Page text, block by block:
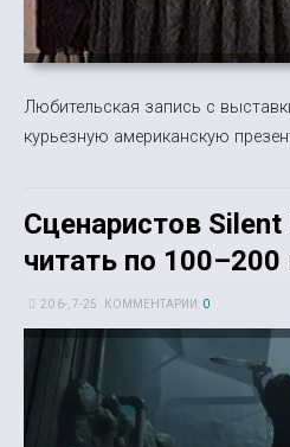
Любительская запись с
курьезную американскую
Сценаристов
читать по
20 6-, 7-25 КОММЕНТАРИИ: 0